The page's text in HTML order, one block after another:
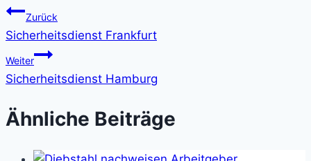
Zurück
Sicherheitsdienst Frankfurt
Weiter
Sicherheitsdienst Hamburg
Ähnliche Beiträge